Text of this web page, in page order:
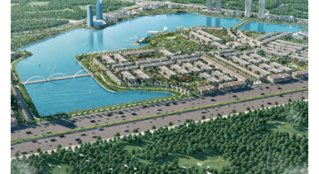
KHU ĐÔ THỊ MỚI TMS LAND ĐẦM CÓI
HẠ TẦNG KỸ THUẬT